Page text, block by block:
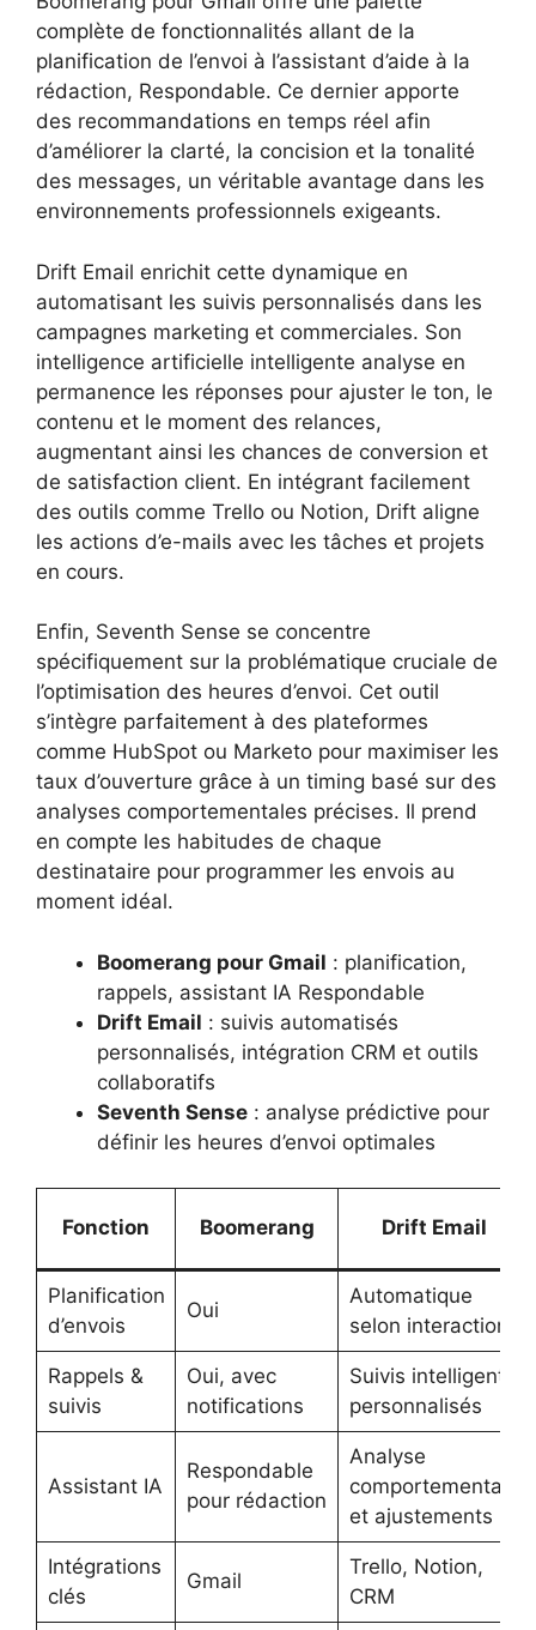
complète de fonctionnalités allant de la
planification de l’envoi à l’assistant d’aide à la
rédaction, Respondable. Ce dernier apporte
des recommandations en temps réel afin
d’améliorer la clarté, la concision et la tonalité
des messages, un véritable avantage dans les
environnements professionnels exigeants.
Drift Email enrichit cette dynamique en
automatisant les suivis personnalisés dans les
campagnes marketing et commerciales. Son
intelligence artificielle intelligente analyse en
permanence les réponses pour ajuster le ton, le
contenu et le moment des relances,
augmentant ainsi les chances de conversion et
de satisfaction client. En intégrant facilement
des outils comme Trello ou Notion, Drift aligne
les actions d’e-mails avec les tâches et projets
en cours.
Enfin, Seventh Sense se concentre
spécifiquement sur la problématique cruciale de
l’optimisation des heures d’envoi. Cet outil
s’intègre parfaitement à des plateformes
comme HubSpot ou Marketo pour maximiser les
taux d’ouverture grâce à un timing basé sur des
analyses comportementales précises. Il prend
en compte les habitudes de chaque
destinataire pour programmer les envois au
moment idéal.
Boomerang pour Gmail : planification,
rappels, assistant IA Respondable
Drift Email : suivis automatisés
personnalisés, intégration CRM et outils
collaboratifs
Seventh Sense : analyse prédictive pour
définir les heures d’envoi optimales
Fonction Boomerang Drift Email
Planification
d’envois
Oui
Automatique
selon interactions
Rappels &
suivis
Oui, avec
notifications
Suivis intelligents
personnalisés
Assistant IA
Respondable
pour rédaction
Analyse
comportementale
et ajustements
Intégrations
clés
Gmail
Trello, Notion,
CRM